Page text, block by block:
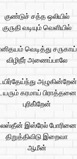
குண்டுச் சத்த ஒலியில்
கு௫தி வடியும் வெளியில்
வெடித்து ச௫காய்
விழிநீர் அணைப்பாலே
அழுகின்றேன்
கரமாய் பிராத்தனை
புரிகி்றேன்
இஸ்ரேல் போரினை
திறுத்திவிடு இறைவா
ஆமீன்